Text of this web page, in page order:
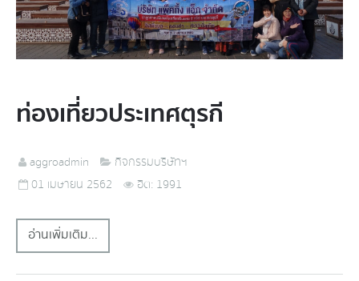
ท่องเที่ยวประเทศตุรกี
aggroadmin
กิจกรรมบริษัทฯ
01 เมษายน 2562
ฮิต: 1991
อ่านเพิ่มเติม...